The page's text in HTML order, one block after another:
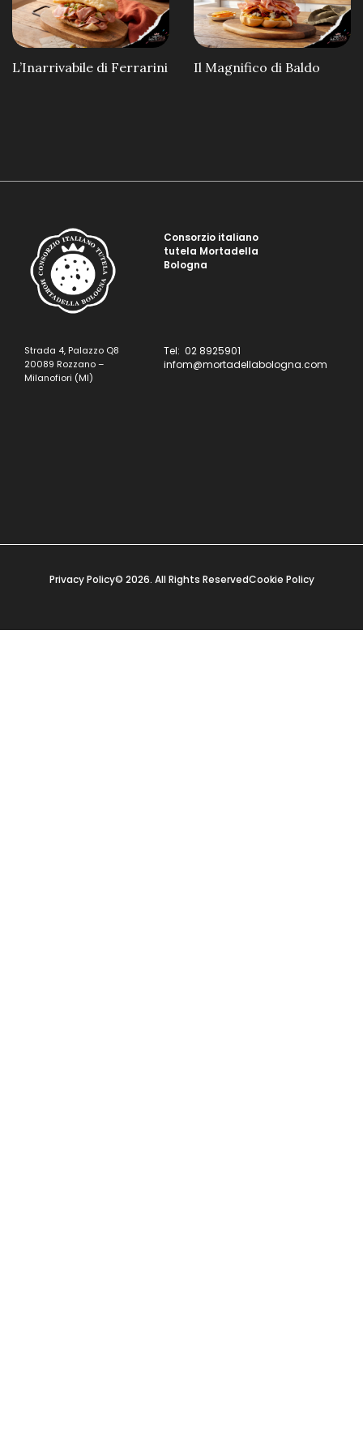
L’Inarrivabile di Ferrarini Il Magnifico di Baldo
Consorzio italiano
tutela Mortadella
Bologna
Strada 4, Palazzo Q8
20089 Rozzano –
Milanofiori (MI)
Tel: 02 8925901
infom@mortadellabologna.com
Privacy Policy© 2026. All Rights ReservedCookie Policy